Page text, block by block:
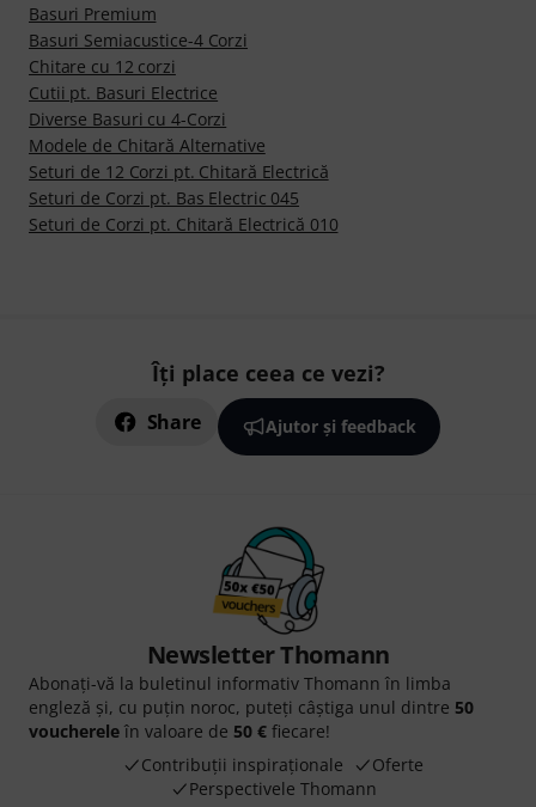
Basuri Premium
Basuri Semiacustice-4 Corzi
Chitare cu 12 corzi
Cutii pt. Basuri Electrice
Diverse Basuri cu 4-Corzi
Modele de Chitară Alternative
Seturi de 12 Corzi pt. Chitară Electrică
Seturi de Corzi pt. Bas Electric 045
Seturi de Corzi pt. Chitară Electrică 010
Îți place ceea ce vezi?
Share Ajutor și feedback
Newsletter Thomann
Abonați-vă la buletinul informativ Thomann în limba
engleză și, cu puțin noroc, puteți câștiga unul dintre 50
voucherele în valoare de 50 € fiecare!
Contribuții inspiraționale
Oferte
Perspectivele Thomann